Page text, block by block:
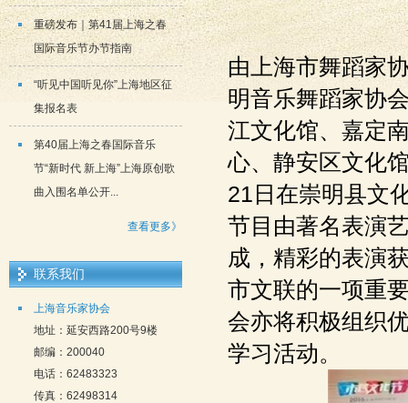
重磅发布｜第41届上海之春
国际音乐节办节指南
“听见中国听见你”上海地区征
集报名表
第40届上海之春国际音乐
节“新时代 新上海”上海原创歌
曲入围名单公开...
查看更多》
联系我们
上海音乐家协会
地址：延安西路200号9楼
邮编：200040
电话：62483323
传真：62498314
由上海市舞蹈家
明音乐舞蹈家协
江文化馆、嘉定
心、静安区文化
21日在崇明县文
节目由著名表演
成，精彩的表演
市文联的一项重
会亦将积极组织
学习活动。